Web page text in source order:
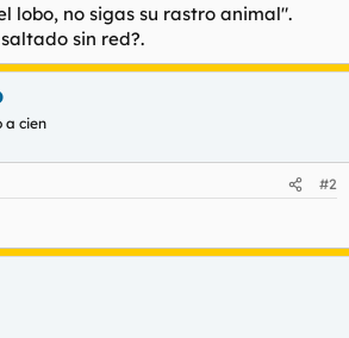
lobo, no sigas su rastro animal".
sin red?.
a cien
#2